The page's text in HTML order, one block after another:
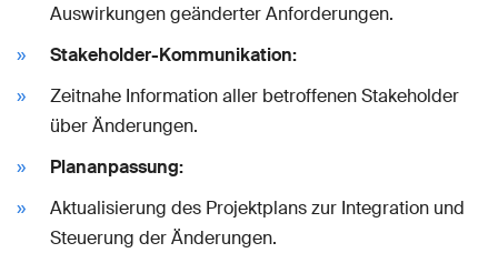
Auswirkungen geänderter Anforderungen.
Stakeholder-Kommunikation:
Zeitnahe Information aller betroffenen Stakeholder
über Änderungen.
Plananpassung:
Aktualisierung des Projektplans zur Integration und
Steuerung der Änderungen.